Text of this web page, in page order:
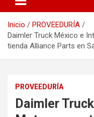
Inicio
PROVEEDURÍA
Daimler Truck México e
tienda Alliance Parts en
PROVEEDURÍA
Daimler